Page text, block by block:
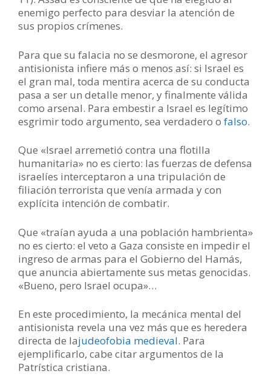
enemigo perfecto para desviar la atención de
sus propios crímenes.
Para que su falacia no se desmorone, el agresor
antisionista infiere más o menos así: si Israel es
el gran mal, toda mentira acerca de su conducta
pasa a ser un detalle menor, y finalmente válida
como arsenal. Para embestir a Israel es legítimo
esgrimir todo argumento, sea verdadero o falso.
Que «Israel arremetió contra una flotilla
humanitaria» no es cierto: las fuerzas de defensa
israelíes interceptaron a una tripulación de
filiación terrorista que venía armada y con
explícita intención de combatir.
Que «traían ayuda a una población hambrienta»
no es cierto: el veto a Gaza consiste en impedir el
ingreso de armas para el Gobierno del Hamás,
que anuncia abiertamente sus metas genocidas.
«Bueno, pero Israel ocupa»…
En este procedimiento, la mecánica mental del
antisionista revela una vez más que es heredera
directa de lajudeofobia medieval. Para
ejemplificarlo, cabe citar argumentos de la
Patrística cristiana.